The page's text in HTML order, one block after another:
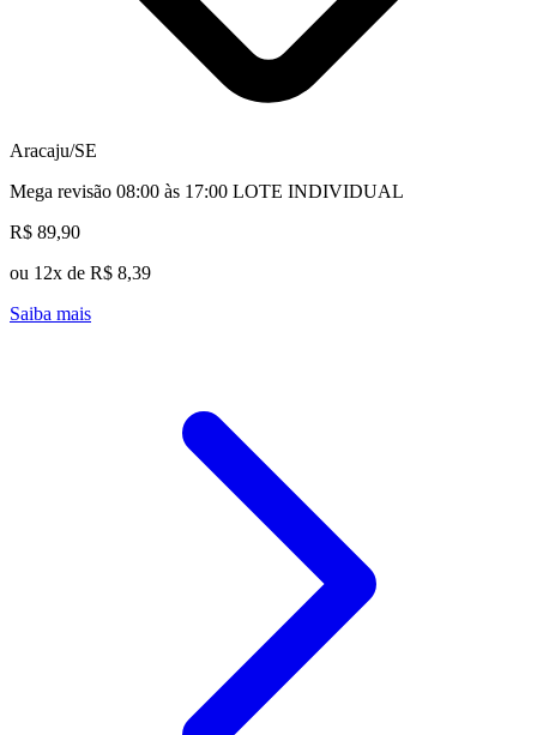
Aracaju/SE
Mega revisão 08:00 às 17:00 LOTE INDIVIDUAL
R$ 89,90
ou 12x de R$ 8,39
Saiba mais